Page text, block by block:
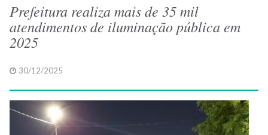
Prefeitura realiza mais de 35 mil
atendimentos de iluminação pública em
2025
30/12/2025